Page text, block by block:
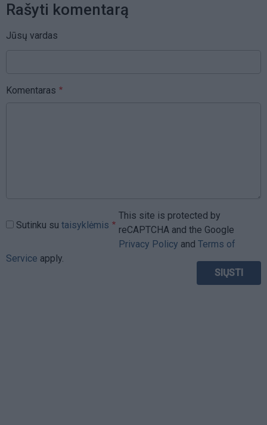
Rašyti komentarą
Jūsų vardas
Komentaras
Sutinku su taisyklėmis
This site is protected by
reCAPTCHA and the Google
Privacy Policy and Terms of
Service apply.